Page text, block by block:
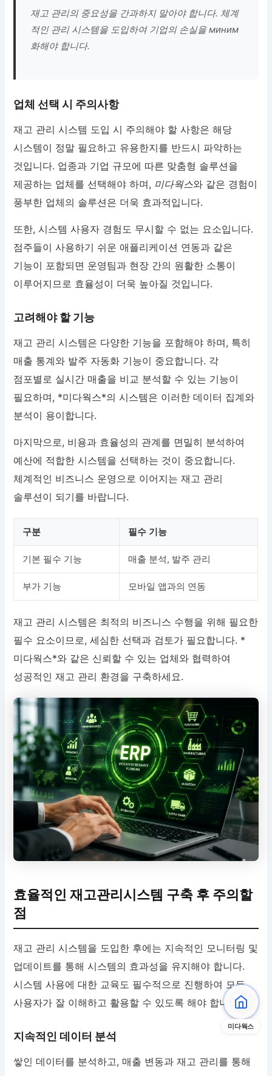
재고 관리의 중요성을 간과하지 말아야 합니다. 체계
적인 관리 시스템을 도입하여 기업의 손실을 миним
화해야 합니다.
업체 선택 시 주의사항
재고 관리 시스템 도입 시 주의해야 할 사항은 해당
시스템이 정말 필요하고 유용한지를 반드시 파악하는
것입니다. 업종과 기업 규모에 따른 맞춤형 솔루션을
제공하는 업체를 선택해야 하며, 미다웍스와 같은 경험이
풍부한 업체의 솔루션은 더욱 효과적입니다.
또한, 시스템 사용자 경험도 무시할 수 없는 요소입니다.
점주들이 사용하기 쉬운 애플리케이션 연동과 같은
기능이 포함되면 운영팀과 현장 간의 원활한 소통이
이루어지므로 효율성이 더욱 높아질 것입니다.
고려해야 할 기능
재고 관리 시스템은 다양한 기능을 포함해야 하며, 특히
매출 통계와 발주 자동화 기능이 중요합니다. 각
점포별로 실시간 매출을 비교 분석할 수 있는 기능이
필요하며, *미다웍스*의 시스템은 이러한 데이터 집계와
분석이 용이합니다.
마지막으로, 비용과 효율성의 관계를 면밀히 분석하여
예산에 적합한 시스템을 선택하는 것이 중요합니다.
체계적인 비즈니스 운영으로 이어지는 재고 관리
솔루션이 되기를 바랍니다.
구분 필수 기능
기본 필수 기능 매출 분석, 발주 관리
부가 기능 모바일 앱과의 연동
재고 관리 시스템은 최적의 비즈니스 수행을 위해 필요한
필수 요소이므로, 세심한 선택과 검토가 필요합니다. *
미다웍스*와 같은 신뢰할 수 있는 업체와 협력하여
성공적인 재고 관리 환경을 구축하세요.
효율적인 재고관리시스템 구축 후 주의할
점
재고 관리 시스템을 도입한 후에는 지속적인 모니터링 및
업데이트를 통해 시스템의 효과성을 유지해야 합니다.
시스템 사용에 대한 교육도 필수적으로 진행하여 모든
사용자가 잘 이해하고 활용할 수 있도록 해야 합니다.
지속적인 데이터 분석
쌓인 데이터를 분석하고, 매출 변동과 재고 관리를 통해
미다웍스